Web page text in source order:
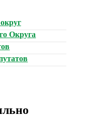
Округа